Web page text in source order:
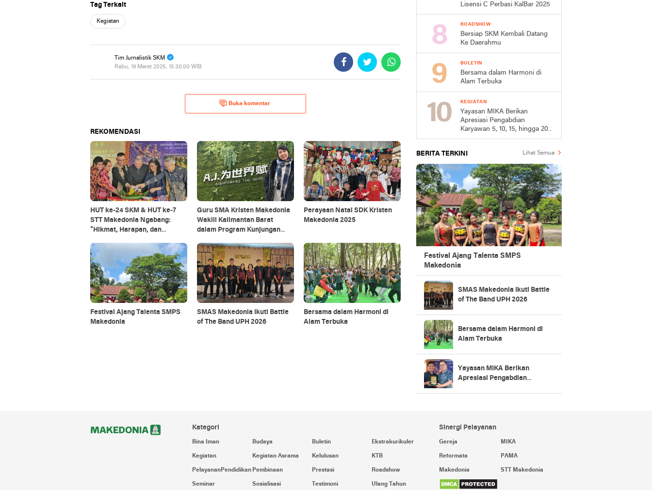
Tag Terkait
Kegiatan
Tim Jurnalistik SKM
Rabu, 19 Maret 2025, 15.30.00 WIB
Buka komentar
REKOMENDASI
HUT ke-24 SKM & HUT ke-7
STT Makedonia Ngabang:
“Hikmat, Harapan, dan
Guru SMA Kristen Makedonia
Wakili Kalimantan Barat
dalam Program Kunjungan
Tiongkok
Perayaan Natal SDK Kristen
Makedonia 2025
Festival Ajang Talenta SMPS
Makedonia
SMAS Makedonia Ikuti Battle
of The Band UPH 2026
Bersama dalam Harmoni di
Alam Terbuka
Lisensi C Perbasi KalBar 2025
ROADSHOW
Bersiap SKM Kembali Datang
Ke Daerahmu
BULETIN
Bersama dalam Harmoni di
Alam Terbuka
KEGIATAN
Yayasan MIKA Berikan
Apresiasi Pengabdian
Karyawan 5, 10, 15, hingga 20
Tahun
BERITA TERKINI Lihat Semua
Festival Ajang Talenta SMPS
Makedonia
SMAS Makedonia Ikuti Battle
of The Band UPH 2026
Bersama dalam Harmoni di
Alam Terbuka
Yayasan MIKA Berikan
Apresiasi Pengabdian
Kategori
Bina Iman Budaya Buletin Ekstrakurikuler
Kegiatan Kegiatan Asrama Kelulusan KTB
PelayananPendidikan Pembinaan Prestasi Roadshow
Seminar Sosialisasi Testimoni Ulang Tahun
Sinergi Pelayanan
Gereja MIKA
Reformata PAMA
Makedonia STT Makedonia